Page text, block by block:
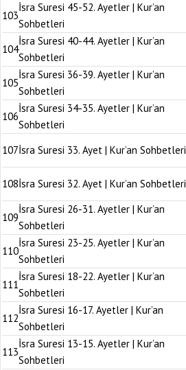
103
İsra Suresi 45-52. Ayetler | Kur’an
Sohbetleri
104
İsra Suresi 40-44. Ayetler | Kur’an
Sohbetleri
105
İsra Suresi 36-39. Ayetler | Kur’an
Sohbetleri
106
İsra Suresi 34-35. Ayetler | Kur’an
Sohbetleri
107İsra Suresi 33. Ayet | Kur’an Sohbetleri
108İsra Suresi 32. Ayet | Kur’an Sohbetleri
109
İsra Suresi 26-31. Ayetler | Kur’an
Sohbetleri
110
İsra Suresi 23-25. Ayetler | Kur’an
Sohbetleri
111
İsra Suresi 18-22. Ayetler | Kur’an
Sohbetleri
112
İsra Suresi 16-17. Ayetler | Kur’an
Sohbetleri
113
İsra Suresi 13-15. Ayetler | Kur’an
Sohbetleri